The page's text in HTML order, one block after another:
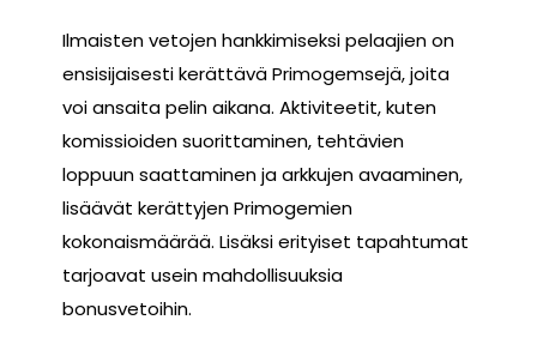
Ilmaisten vetojen hankkimiseksi pelaajien on
ensisijaisesti kerättävä Primogemsejä, joita
voi ansaita pelin aikana. Aktiviteetit, kuten
komissioiden suorittaminen, tehtävien
loppuun saattaminen ja arkkujen avaaminen,
lisäävät kerättyjen Primogemien
kokonaismäärää. Lisäksi erityiset tapahtumat
tarjoavat usein mahdollisuuksia
bonusvetoihin.